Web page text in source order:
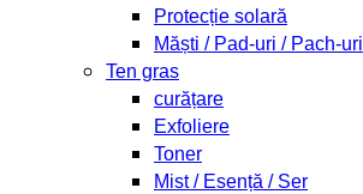
Protecție solară
Măști / Pad-uri / Pach-uri
Ten gras
curățare
Exfoliere
Toner
Mist / Esență / Ser